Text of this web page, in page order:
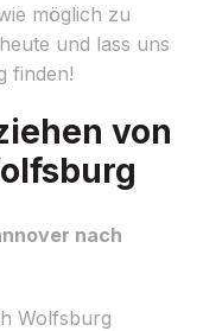
möglich zu
und lass uns
finden!
von
nach
Wolfsburg